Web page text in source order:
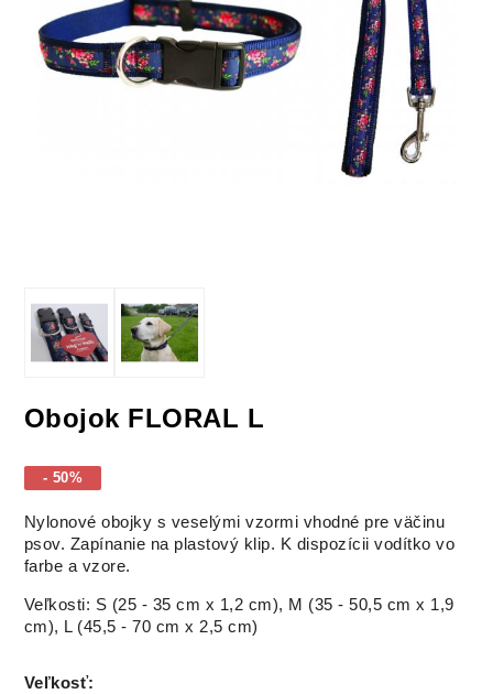
Obojok FLORAL L
- 50%
Nylonové obojky s veselými vzormi vhodné pre väčinu
psov. Zapínanie na plastový klip. K dispozícii vodítko vo
farbe a vzore.
Veľkosti: S (25 - 35 cm x 1,2 cm), M (35 - 50,5 cm x 1,9
cm), L (45,5 - 70 cm x 2,5 cm)
Veľkosť: